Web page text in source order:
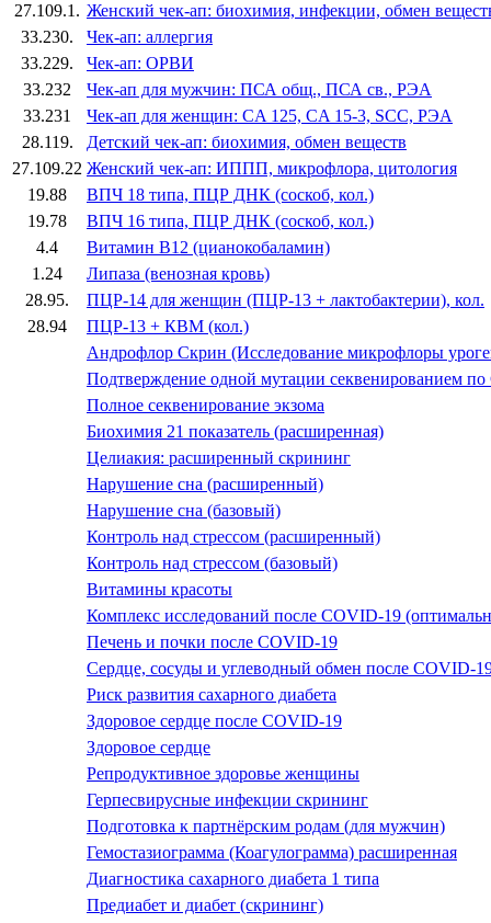
27.109.1. Женский чек-ап: биохимия, инфекции, обмен
33.230.
Чек-ап: аллергия
33.229.
Чек-ап: ОРВИ
33.232
Чек-ап для мужчин: ПСА общ., ПСА св., РЭА
33.231
Чек-ап для женщин: CA 125, CA 15-3, SCC, РЭА
28.119.
Детский чек-ап: биохимия, обмен веществ
27.109.22 Женский чек-ап: ИППП, микрофлора, цитология
19.88
ВПЧ 18 типа, ПЦР ДНК (соскоб, кол.)
19.78
ВПЧ 16 типа, ПЦР ДНК (соскоб, кол.)
4.4
Витамин B12 (цианокобаламин)
1.24
Липаза (венозная кровь)
28.95.
ПЦР-14 для женщин (ПЦР-13 + лактобактерии), кол.
28.94
ПЦР-13 + КВМ (кол.)
Андрофлор Скрин (Исследование микрофлоры
Подтверждение одной мутации секвенированием по
Полное секвенирование экзома
Биохимия 21 показатель (расширенная)
Целиакия: расширенный скрининг
Нарушение сна (расширенный)
Нарушение сна (базовый)
Контроль над стрессом (расширенный)
Контроль над стрессом (базовый)
Витамины красоты
Комплекс исследований после COVID-19
Печень и почки после COVID-19
Сердце, сосуды и углеводный обмен после COVID-
Риск развития сахарного диабета
Здоровое сердце после COVID-19
Здоровое сердце
Репродуктивное здоровье женщины
Герпесвирусные инфекции скрининг
Подготовка к партнёрским родам (для мужчин)
Гемостазиограмма (Коагулограмма) расширенная
Диагностика сахарного диабета 1 типа
Предиабет и диабет (скрининг)